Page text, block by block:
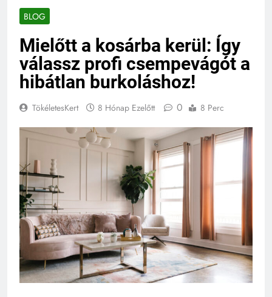
BLOG
Mielőtt a kosárba kerül: Így
válassz profi csempevágót a
hibátlan burkoláshoz!
TökéletesKert 8 Hónap Ezelőtt 0 8 Perc